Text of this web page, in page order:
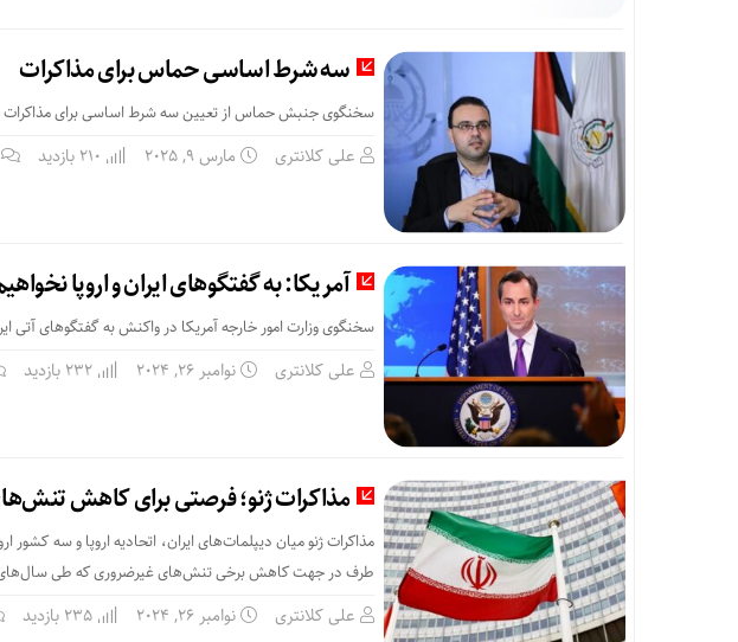
سه شرط اساسی حماس برای مذاکرات
سخنگوی جنبش حماس از تعیین سه شرط اساسی برای مذاکرات
علی کلانتری مارس 9, 2025
آمریکا: به گفتگوهای ایران و اروپا
سخنگوی وزارت امور خارجه آمریکا در واکنش به گفتگوهای آتی
علی کلانتری نوامبر 26, 2024
مذاکرات ژنو؛ فرصتی برای کاهش
مذاکرات ژنو میان دیپلمات‌های ایران، اتحادیه اروپا و سه
طرف در جهت کاهش برخی تنش‌های غیرضروری که طی سال‌های
علی کلانتری نوامبر 26, 2024